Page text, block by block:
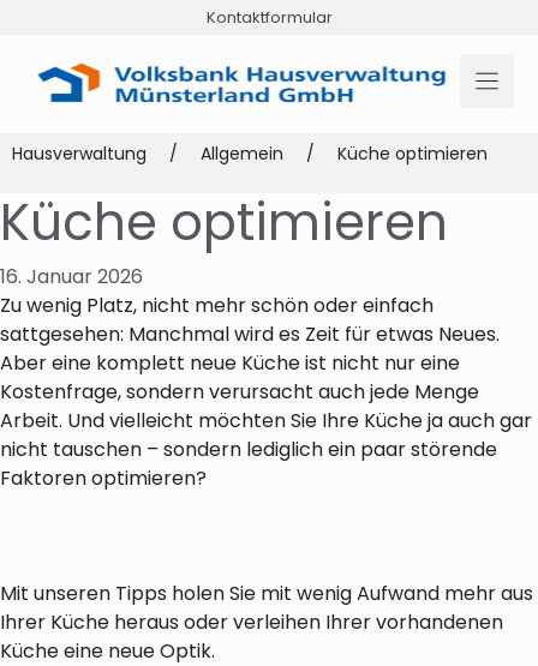
springen
Kontaktformular
Hausverwaltung / Allgemein / Küche optimieren
Küche optimieren
16. Januar 2026
Zu wenig Platz, nicht mehr schön oder einfach
sattgesehen: Manchmal wird es Zeit für etwas Neues.
Aber eine komplett neue Küche ist nicht nur eine
Kostenfrage, sondern verursacht auch jede Menge
Arbeit. Und vielleicht möchten Sie Ihre Küche ja auch gar
nicht tauschen – sondern lediglich ein paar störende
Faktoren optimieren?
Mit unseren Tipps holen Sie mit wenig Aufwand mehr aus
Ihrer Küche heraus oder verleihen Ihrer vorhandenen
Küche eine neue Optik.